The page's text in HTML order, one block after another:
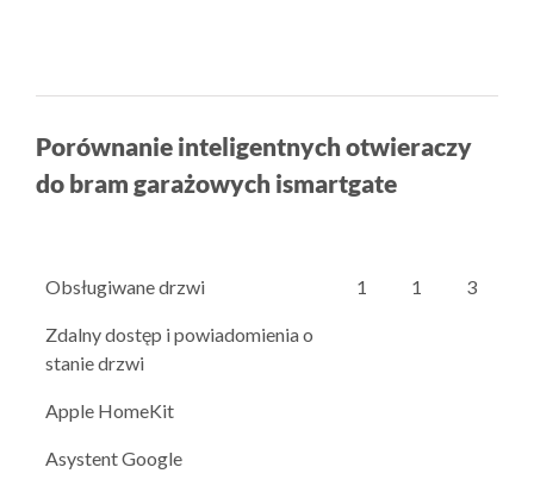
Porównanie inteligentnych otwieraczy
do bram garażowych ismartgate
Obsługiwane drzwi 1 1 3
Zdalny dostęp i powiadomienia o
stanie drzwi
Apple HomeKit
Asystent Google